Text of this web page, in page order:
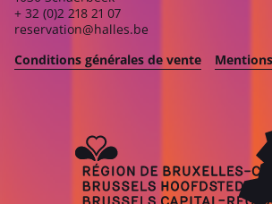
+ 32 (0)2 218 21 07
reservation@halles.be
Conditions générales de vente